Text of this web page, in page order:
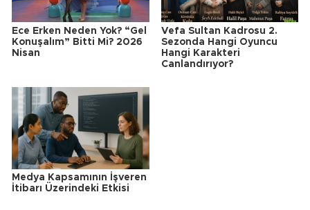
Ece Erken Neden Yok? “Gel
Konuşalım” Bitti Mi? 2026
Nisan
Vefa Sultan Kadrosu 2.
Sezonda Hangi Oyuncu
Hangi Karakteri
Canlandırıyor?
Medya Kapsamının İşveren
İtibarı Üzerindeki Etkisi